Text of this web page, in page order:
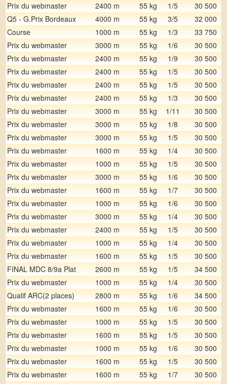
Prix du webmaster
2400 m 55 kg 1/5 30 500
Q5 - G.Prix Bordeaux
4000 m 55 kg 3/5 32 000
Course
1000 m 55 kg 1/3 33 750
Prix du webmaster
3000 m 55 kg 1/6 30 500
Prix du webmaster
2400 m 55 kg 1/9 30 500
Prix du webmaster
2400 m 55 kg 1/5 30 500
Prix du webmaster
2400 m 55 kg 1/5 30 500
Prix du webmaster
2400 m 55 kg 1/3 30 500
Prix du webmaster
3000 m 55 kg 1/11 30 500
Prix du webmaster
3000 m 55 kg 1/8 30 500
Prix du webmaster
3000 m 55 kg 1/5 30 500
Prix du webmaster
1600 m 55 kg 1/4 30 500
Prix du webmaster
1000 m 55 kg 1/5 30 500
Prix du webmaster
3000 m 55 kg 1/6 30 500
Prix du webmaster
1600 m 55 kg 1/7 30 500
Prix du webmaster
1000 m 55 kg 1/6 30 500
Prix du webmaster
3000 m 55 kg 1/4 30 500
Prix du webmaster
2400 m 55 kg 1/5 30 500
Prix du webmaster
1000 m 55 kg 1/4 30 500
Prix du webmaster
1600 m 55 kg 1/5 30 500
FINAL MDC 8/9a Plat
2600 m 55 kg 1/5 34 500
Prix du webmaster
1000 m 55 kg 1/4 30 500
Qualif ARC(2 places)
2800 m 55 kg 1/6 34 500
Prix du webmaster
1600 m 55 kg 1/6 30 500
Prix du webmaster
1000 m 55 kg 1/5 30 500
Prix du webmaster
1600 m 55 kg 1/5 30 500
Prix du webmaster
1000 m 55 kg 1/6 30 500
Prix du webmaster
1600 m 55 kg 1/5 30 500
Prix du webmaster
1600 m 55 kg 1/7 30 500